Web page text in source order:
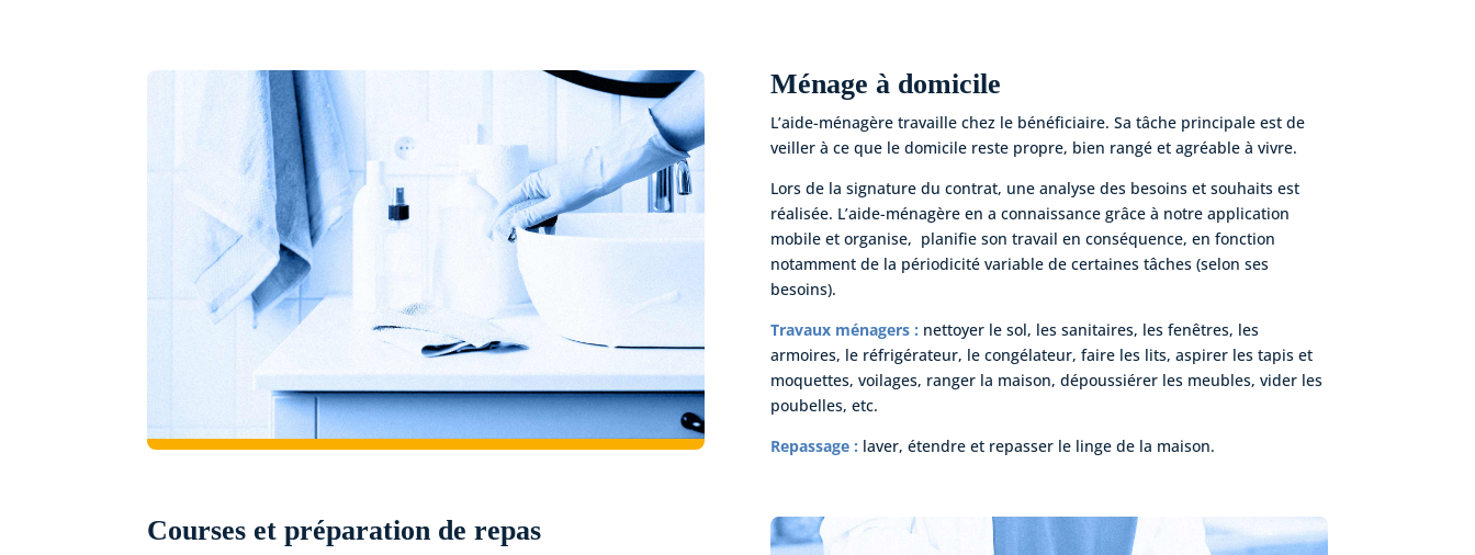
Ménage à domicile
L’aide-ménagère travaille chez le bénéficiaire. Sa tâche principale est de
veiller à ce que le domicile reste propre, bien rangé et agréable à vivre.
Lors de la signature du contrat, une analyse des besoins et souhaits est
réalisée. L’aide-ménagère en a connaissance grâce à notre application
mobile et organise, planifie son travail en conséquence, en fonction
notamment de la périodicité variable de certaines tâches (selon ses
besoins).
Travaux ménagers : nettoyer le sol, les sanitaires, les fenêtres, les
armoires, le réfrigérateur, le congélateur, faire les lits, aspirer les tapis et
moquettes, voilages, ranger la maison, dépoussiérer les meubles, vider les
poubelles, etc.
Repassage : laver, étendre et repasser le linge de la maison.
Courses et préparation de repas